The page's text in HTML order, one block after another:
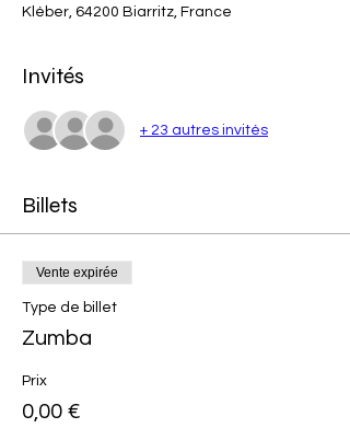
Kléber, 64200 Biarritz, France
Invités
+ 23 autres invités
Billets
Vente expirée
Type de billet
Zumba
Prix
0,00 €